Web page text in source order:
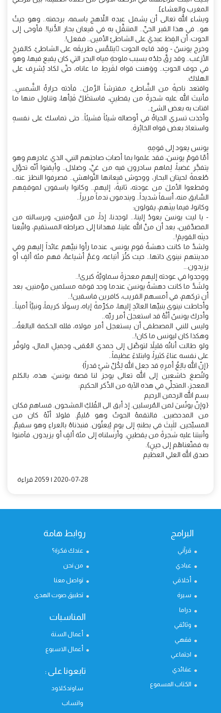
المغرب والعشاء].
ويشاء الله تعالى أن يشمل عبده اللاّهج باسمه، برحمته.. وهو حيثُ
هو.. في هذا القبر الحيِّ.. المتنقِّلِ به في قيعان بحار الدُّنيا!. فأوحى إلى
الحوت: أن الفِظ عبديَ على الشاطئ الأمين.. ففعل!.
وخرج يونسُ - وقد قاءه الحوت ُيتلمَّس طريقَه على الشاطئ، كالفرخِ
الأزغب.. وقد رقَّ جلدُه بسبب ملوحةِ مياه البحر التي كان يقبع فيها، وهو
في جوف الحوتِ.. ووَهنت قواه لفَرطِ ما عاناه، حتّى لكاد يُشرِف على
الهلاك.
واقتعد ناحيةً من الشَّاطئ، مفترشاً الرَّملَ.. فآذته حرارةُ الشَّمسِ..
فأنبتَ الله عليه شجرةً من يقطينٍ، فاستظَلَّ فَيْأها، وتناول منها ما
اقتات به بعض الشئ..
وأخذت تسري الحياةُ في أوصاله شيئاً فشيئاً.. حتى تماسك على نفسهِ
واستعادَ بعض قواه الخائِرةَ.
يونس يعود إلى قومِهِ
أمّا قومُ يونسَ، فقد علموا بما أصابَ صاحبَهم النبي، الذي غادرهم وهو
يتفجَّر غضباً، لِماهم سادرون فيه من غيِّ، وضلال.. وأيقنوا أنّه تحوَّل
طُعمةً لحيتان البحار، ووحوش قيعانها النَّواهشِ.. فصرفوا النظرَ عنه..
وقطعوا الأملَ من عودته، ثانيةً، إليهم.. وكانوا ياسفون لموقفِهم
السَّابق منه، أسفاً شديداً.. ويندمون ندماً مريراً..
وكانوا، فيما بينَهم، يقولون:
- يا ليت يونسَ يعودُ إلينا،.. لوجدنا، إذاً، من المؤمنين، وبرسالته من
المصدِّقين، بعد أن منَّ الله علينا، فهدانا إلى صراطه المستقيم، واتَّبعنا
دينَه القويمَ!..
ولشدَّ ما كانت دهشةُ قوم يونس، عندما رأوا نبيَّهم عائداً إليهم وفي
مدينتهم نينوى ذاتها.. حيث كثُرَ أتباعه، وغمَّ أشياعهُ، فهم مئة ألفٍ أو
يزيدون...
ووجدوا في عودته إليهم معجزةً سماويَّةً كبرى!..
ولشَدَّ ما كانت دهشةُ يونسَ عندما وجد قومَه مسلمين مؤمنين، بعد
أن تركهم، في أمسهم القريب، كافرين فاسقين!..
وأحاطت نينوى بنبيِّها العائدِ إليها، مكرِّمةً إياه، رسولاً كريماً، ونبيَّاً أميناً..
وأدرك يونسُ أنَّهُ قد استعجلَ أمر ربِّه..
وليس للنبي المصطفى أن يستعجل أمر مولاه، فلله الحكمة البالغةُ،..
وهكذا كان ليونس ما كان!..
ولو طالت أناتُه قليلاً لتوصَّل إلى حمدي العُقبى، وجميلِ المال، ولوفَّر
على نفسه عناءً كثيراً، وابتلاءً عظيماً..
{إنّ الله بالِغُ أمرِهِ قد جعل الله لِكُلِّ شئٍ قدراً}
ولنُصغ خاشعين إلى الله تعالى يوجز لنا قصة يونسَ، هذه، بالكلم
المعجز، المتجلِّي في هذه الآية من الذّكر الحكيم:
بسم الله الرحمن الرحيم
{وإنّ يونُسَ لمن المُرسلين. إذ أبق الى الفُلكِ المشحون. فساهم فكان
من المدحضين. فالتقمهُ الحوتُ وهو مُليمٌ. فلولا أنّهُ كان من
المسبِّحين. للَبِثَ في بطنهِ إلى يومِ يُبعثُون. فنبذناهُ بالعراءِ وهو سقيمٌ.
وأنبتنا عليه شجرةً من يقطينٍ. وأرسلناه إلى مئة ألفٍ أو يزيدون. فآمنوا
به فمتّعناهُم إلى حينٍ}.
صدق الله العلي العظيم
2020-07-28 | 2059 قراءة
البرامج
قرآني
عبادي
أخلاقي
سيرة
دراما
وثائقي
فقهي
اجتماعي
عقائدي
الكتاب المسموع
روابط هامة
عندك فكرة؟
من نحن
تواصل معنا
تطبيق صوت الهدى
المناسبات
أعمال السنة
أعمال الاسبوع
تابعونا على :
ساوندكلاود
واتساب